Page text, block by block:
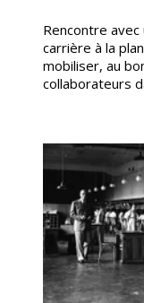
Rencontre avec
carrière à la
mobiliser, au
collaborateurs